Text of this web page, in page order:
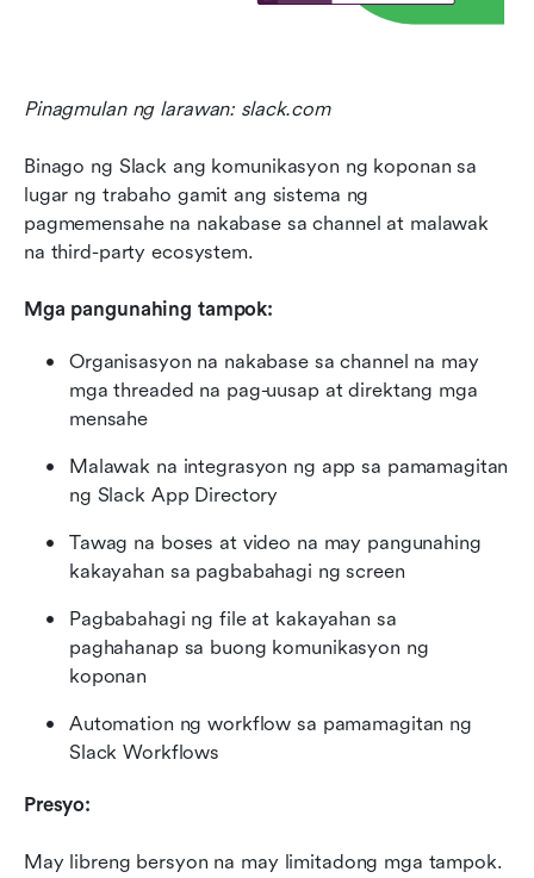
Pinagmulan ng larawan: slack.com
Binago ng Slack ang komunikasyon ng koponan sa
lugar ng trabaho gamit ang sistema ng
pagmemensahe na nakabase sa channel at malawak
na third-party ecosystem.
Mga pangunahing tampok:
Organisasyon na nakabase sa channel na may
mga threaded na pag-uusap at direktang mga
mensahe
Malawak na integrasyon ng app sa pamamagitan
ng Slack App Directory
Tawag na boses at video na may pangunahing
kakayahan sa pagbabahagi ng screen
Pagbabahagi ng file at kakayahan sa
paghahanap sa buong komunikasyon ng
koponan
Automation ng workflow sa pamamagitan ng
Slack Workflows
Presyo:
May libreng bersyon na may limitadong mga tampok.